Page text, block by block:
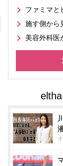
ファミマと
施す側から
美容外科医